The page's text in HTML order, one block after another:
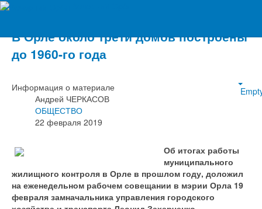
В Орле около трети домов построены
до 1960-го года
Информация о материале
Андрей ЧЕРКАСОВ
ОБЩЕСТВО
22 февраля 2019
Об итогах работы
муниципального
жилищного контроля в Орле в прошлом году, доложил
на еженедельном рабочем совещании в мэрии Орла 19
февраля замначальника управления городского